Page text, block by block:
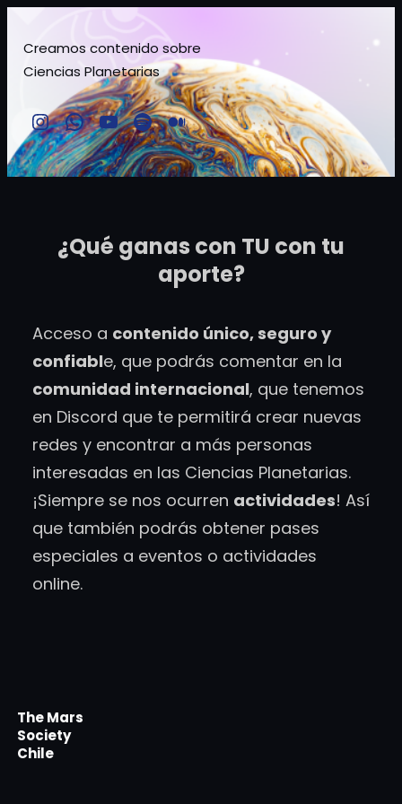
contenido
Creamos contenido sobre
Ciencias Planetarias
Instagram
Comunidad TMSchile
YouTube
Spotify
Medium
¿Qué ganas con TU con tu
aporte?
Acceso a contenido único, seguro y
confiable, que podrás comentar en la
comunidad internacional, que tenemos
en Discord que te permitirá crear nuevas
redes y encontrar a más personas
interesadas en las Ciencias Planetarias.
¡Siempre se nos ocurren actividades! Así
que también podrás obtener pases
especiales a eventos o actividades
online.
The Mars
Society
Chile